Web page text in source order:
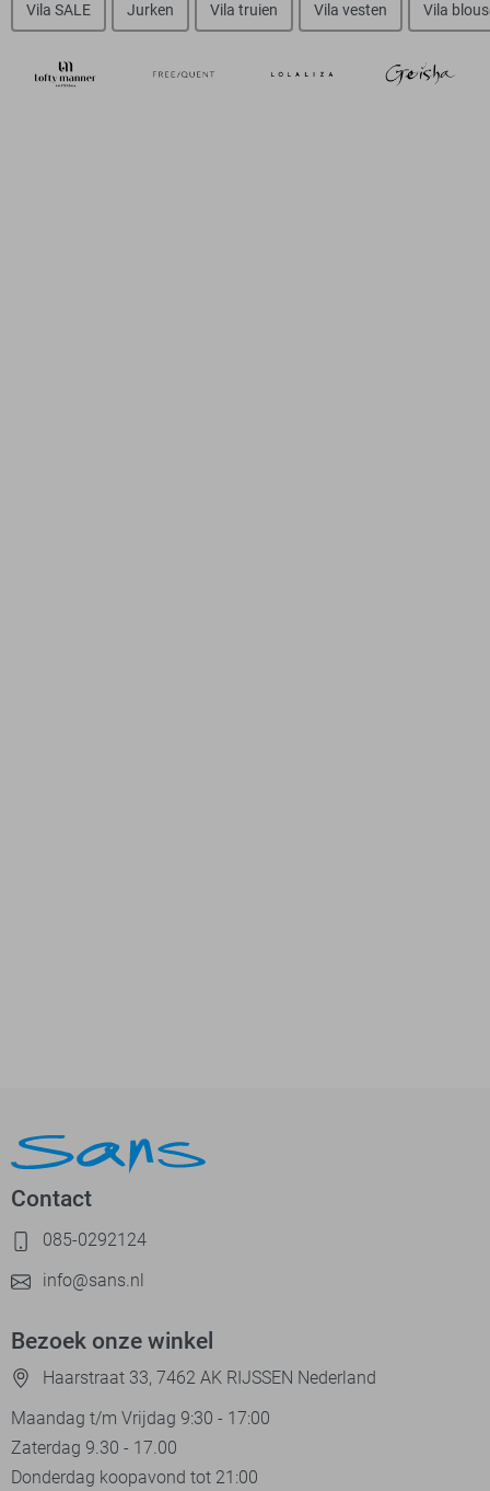
Vila SALE Jurken Vila truien Vila vesten Vila
Contact
085-0292124
info@sans.nl
Bezoek onze winkel
Haarstraat 33, 7462 AK RIJSSEN Nederland
Maandag t/m Vrijdag 9:30 - 17:00
Zaterdag 9.30 - 17.00
Donderdag koopavond tot 21:00